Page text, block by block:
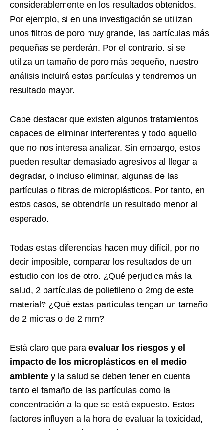
considerablemente en los resultados obtenidos.
Por ejemplo, si en una investigación se utilizan
unos filtros de poro muy grande, las partículas más
pequeñas se perderán. Por el contrario, si se
utiliza un tamaño de poro más pequeño, nuestro
análisis incluirá estas partículas y tendremos un
resultado mayor.
Cabe destacar que existen algunos tratamientos
capaces de eliminar interferentes y todo aquello
que no nos interesa analizar. Sin embargo, estos
pueden resultar demasiado agresivos al llegar a
degradar, o incluso eliminar, algunas de las
partículas o fibras de microplásticos. Por tanto, en
estos casos, se obtendría un resultado menor al
esperado.
Todas estas diferencias hacen muy difícil, por no
decir imposible, comparar los resultados de un
estudio con los de otro. ¿Qué perjudica más la
salud, 2 partículas de polietileno o 2mg de este
material? ¿Qué estas partículas tengan un tamaño
de 2 micras o de 2 mm?
Está claro que para evaluar los riesgos y el
impacto de los microplásticos en el medio
ambiente y la salud se deben tener en cuenta
tanto el tamaño de las partículas como la
concentración a la que se está expuesto. Estos
factores influyen a la hora de evaluar la toxicidad,